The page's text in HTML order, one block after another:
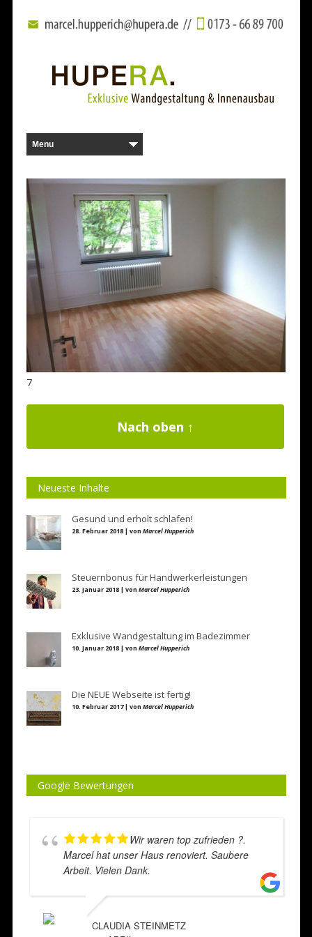
7
Nach oben ↑
Neueste Inhalte
Gesund und erholt schlafen!
28. Februar 2018 | von Marcel Hupperich
Steuernbonus für Handwerkerleistungen
23. Januar 2018 | von Marcel Hupperich
Exklusive Wandgestaltung im Badezimmer
10. Januar 2018 | von Marcel Hupperich
Die NEUE Webseite ist fertig!
10. Februar 2017 | von Marcel Hupperich
Google Bewertungen
Wir waren top zufrieden ?.
Marcel hat unser Haus renoviert. Saubere
Arbeit. Vielen Dank.
CLAUDIA STEINMETZ